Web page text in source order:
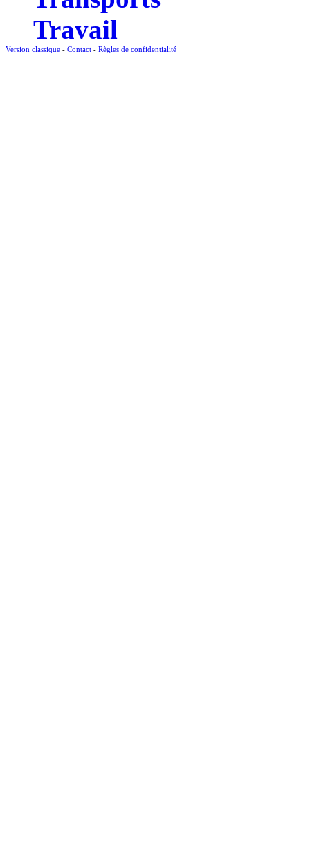
Travail
Version classique - Contact - Règles de confidentialité